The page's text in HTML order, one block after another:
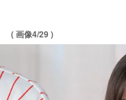
( 画像4/29 )